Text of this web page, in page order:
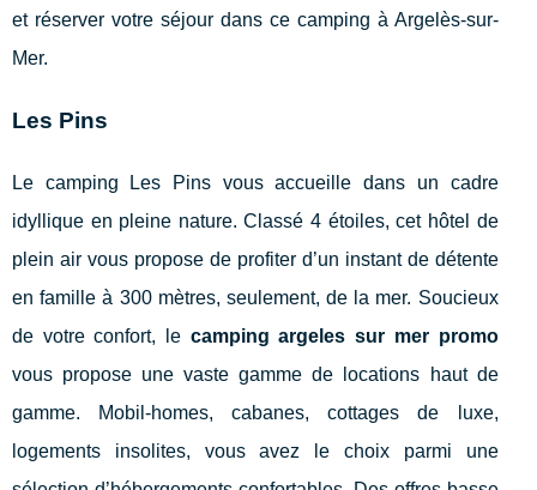
et réserver votre séjour dans ce camping à Argelès-sur-
Mer.
Les Pins
Le camping Les Pins vous accueille dans un cadre
idyllique en pleine nature. Classé 4 étoiles, cet hôtel de
plein air vous propose de profiter d’un instant de détente
en famille à 300 mètres, seulement, de la mer. Soucieux
de votre confort, le camping argeles sur mer promo
vous propose une vaste gamme de locations haut de
gamme. Mobil-homes, cabanes, cottages de luxe,
logements insolites, vous avez le choix parmi une